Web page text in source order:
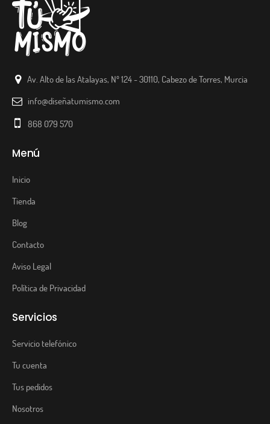
Av. Alto de las Atalayas, Nº 124 - 30110, Cabezo de Torres, Murcia
info@diseñatumismo.com
868 079 570
Menú
Inicio
Tienda
Blog
Contacto
Aviso Legal
Política de Privacidad
Servicios
Servicio telefónico
Tu cuenta
Tus pedidos
Nosotros